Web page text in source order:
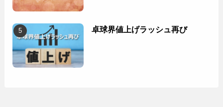
卓球界値上げラッシュ再び